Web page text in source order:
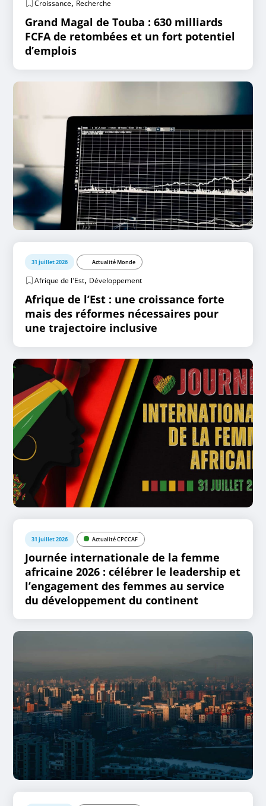
Croissance Recherche
Grand Magal de Touba : 630 milliards
FCFA de retombées et un fort potentiel
d’emplois
31 juillet 2026 Actualité Monde
Afrique de l'Est, Développement
Afrique de l’Est : une croissance forte
mais des réformes nécessaires pour
une trajectoire inclusive
31 juillet 2026 Actualité CPCCAF
Journée internationale de la femme
africaine 2026 : célébrer le leadership et
l’engagement des femmes au service
du développement du continent